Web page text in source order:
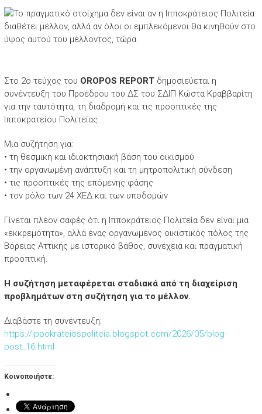
Στο 2ο τεύχος του OROPOS REPORTδημοσιεύεται η
συνέντευξη του Προέδρου του ΔΣ του ΣΔΙΠ Κώστα Κραββαρίτη
για την ταυτότητα, τη διαδρομή και τις προοπτικές της
Ιπποκρατείου Πολιτείας.
Μια συζήτηση για:
• τη θεσμική και ιδιοκτησιακή βάση του οικισμού
• την οργανωμένη ανάπτυξη και τη μητροπολιτική σύνδεση
• τις προοπτικές της επόμενης φάσης
• τον ρόλο των 24 ΧΕΔ και των υποδομών
Γίνεται πλέον σαφές ότι η Ιπποκράτειος Πολιτεία δεν είναι μια
«εκκρεμότητα», αλλά ένας οργανωμένος οικιστικός πόλος της
Βόρειας Αττικής με ιστορικό βάθος, συνέχεια και πραγματική
προοπτική.
Η συζήτηση μεταφέρεται σταδιακά από τη διαχείριση
προβλημάτων στη συζήτηση για το μέλλον.
Διαβάστε τη συνέντευξη:
https://ippokrateiospoliteia.blogspot.com/2026/05/blog-
post_16.html
Κοινοποιήστε: